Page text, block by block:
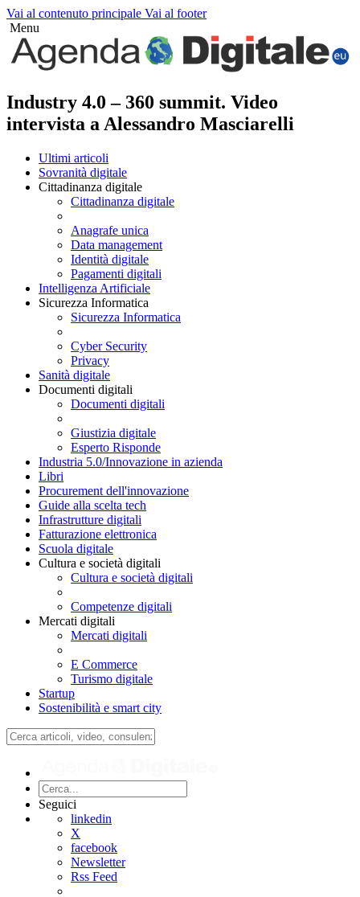
Vai al contenuto principale Vai al footer
Menu
Industry 4.0 – 360 summit. Video
intervista a Alessandro Masciarelli
Ultimi articoli
Sovranità digitale
Cittadinanza digitale
Cittadinanza digitale
Anagrafe unica
Data management
Identità digitale
Pagamenti digitali
Intelligenza Artificiale
Sicurezza Informatica
Sicurezza Informatica
Cyber Security
Privacy
Sanità digitale
Documenti digitali
Documenti digitali
Giustizia digitale
Esperto Risponde
Industria 5.0/Innovazione in azienda
Libri
Procurement dell'innovazione
Guide alla scelta tech
Infrastrutture digitali
Fatturazione elettronica
Scuola digitale
Cultura e società digitali
Cultura e società digitali
Competenze digitali
Mercati digitali
Mercati digitali
E Commerce
Turismo digitale
Startup
Sostenibilità e smart city
Seguici
linkedin
X
facebook
Newsletter
Rss Feed